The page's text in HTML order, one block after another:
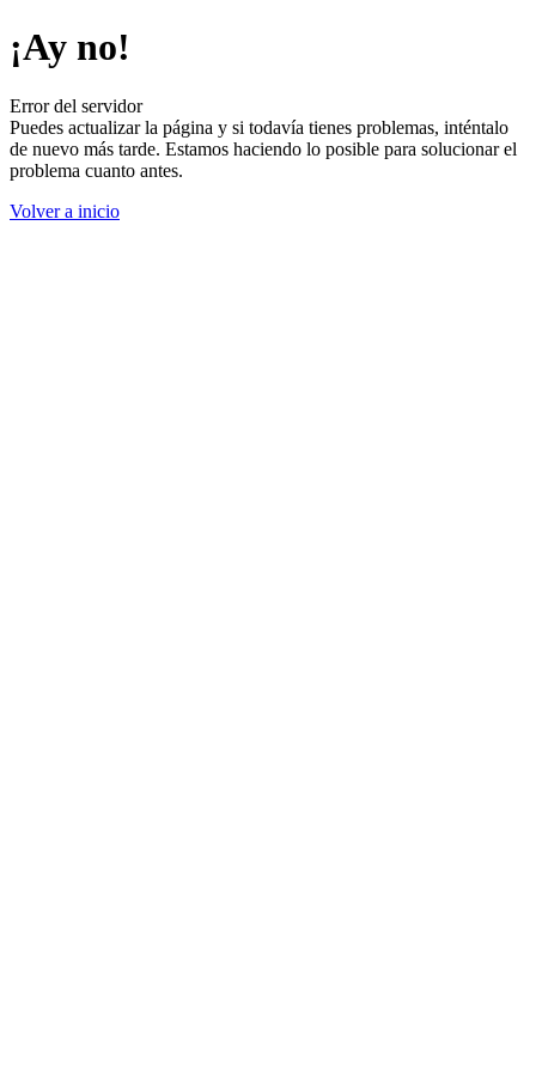
¡Ay no!
Error del servidor
Puedes actualizar la página y si todavía tienes problemas, inténtalo
de nuevo más tarde. Estamos haciendo lo posible para solucionar el
problema cuanto antes.
Volver a inicio